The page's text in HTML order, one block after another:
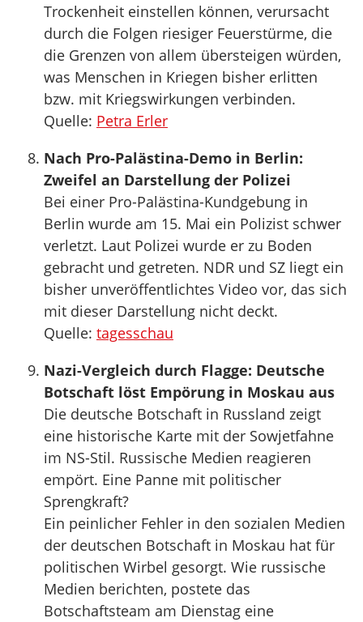
Trockenheit einstellen können, verursacht
durch die Folgen riesiger Feuerstürme, die
die Grenzen von allem übersteigen würden,
was Menschen in Kriegen bisher erlitten
bzw. mit Kriegswirkungen verbinden.
Quelle: Petra Erler
Nach Pro-Palästina-Demo in Berlin:
Zweifel an Darstellung der Polizei
Bei einer Pro-Palästina-Kundgebung in
Berlin wurde am 15. Mai ein Polizist schwer
verletzt. Laut Polizei wurde er zu Boden
gebracht und getreten. NDR und SZ liegt ein
bisher unveröffentlichtes Video vor, das sich
mit dieser Darstellung nicht deckt.
Quelle: tagesschau
Nazi-Vergleich durch Flagge: Deutsche
Botschaft löst Empörung in Moskau aus
Die deutsche Botschaft in Russland zeigt
eine historische Karte mit der Sowjetfahne
im NS-Stil. Russische Medien reagieren
empört. Eine Panne mit politischer
Sprengkraft?
Ein peinlicher Fehler in den sozialen Medien
der deutschen Botschaft in Moskau hat für
politischen Wirbel gesorgt. Wie russische
Medien berichten, postete das
Botschaftsteam am Dienstag eine